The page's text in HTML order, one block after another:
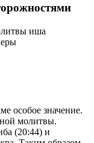
иша
особое значение.
молитвы.
(20:44) и